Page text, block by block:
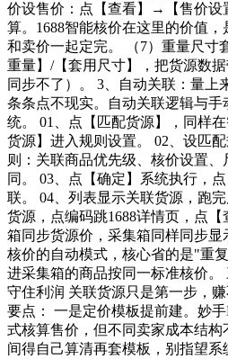
价设售价：点【查看】→【售价设
算。1688智能核价在这里的价值
和卖价一起定完。 （7）重量尺寸
重量】/【套用尺寸】，把货源数
同步不了）。 3、自动关联：量上
条条点不现实。自动关联逻辑与
统。 01、点【匹配货源】，同样
货源】进入规则设置。 02、设匹
则：关联商品优先级、核价设置
同。 03、点【确定】系统执行，
联。 04、列表显示关联货源，跑
货源，点编码跳1688详情页，点
箱同步货源价，采集箱同样同步显
核价的自动模式，核心省的是"
进采集箱的商品按同一标准核价。
守住利润 关联货源只是第一步，
要点： 一是定价模板提前建。妙
式核算售价，但不同卖家成本结
间得自己算清再套模板，别指望